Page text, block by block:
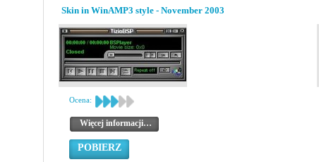
Skin in WinAMP3 style - November 2003
Ocena:
Więcej informacji…
POBIERZ